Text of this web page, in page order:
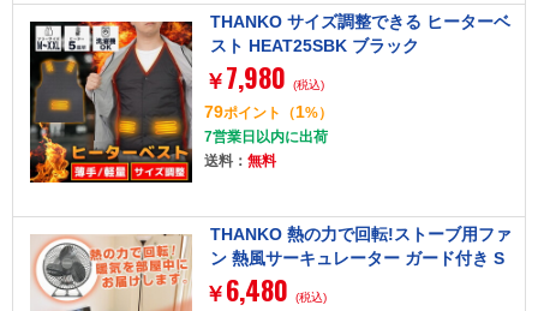
THANKO サイズ調整できる ヒーターベ
スト HEAT25SBK ブラック
￥ 7,980 (税込)
79ポイント （1%）
7営業日以内に出荷
送料： 無料
THANKO 熱の力で回転!ストーブ用ファ
ン 熱風サーキュレーター ガード付き S
TBFANHBK
￥ 6,480 (税込)